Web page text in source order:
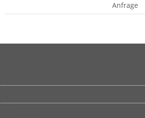
Anfrage